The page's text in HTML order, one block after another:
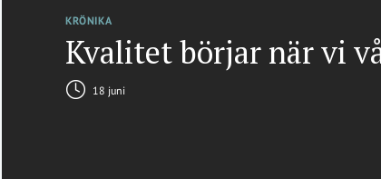
KRÖNIKA
Kvalitet börjar när vi
18 juni